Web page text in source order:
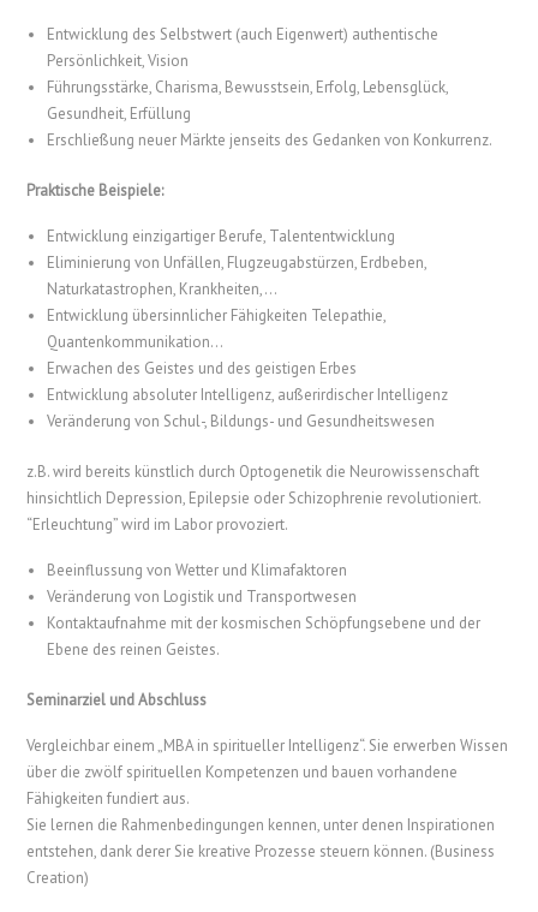
Entwicklung des Selbstwert (auch Eigenwert) authentische
Persönlichkeit, Vision
Führungsstärke, Charisma, Bewusstsein, Erfolg, Lebensglück,
Gesundheit, Erfüllung
Erschließung neuer Märkte jenseits des Gedanken von Konkurrenz.
Praktische Beispiele:
Entwicklung einzigartiger Berufe, Talententwicklung
Eliminierung von Unfällen, Flugzeugabstürzen, Erdbeben,
Naturkatastrophen, Krankheiten,…
Entwicklung übersinnlicher Fähigkeiten Telepathie,
Quantenkommunikation…
Erwachen des Geistes und des geistigen Erbes
Entwicklung absoluter Intelligenz, außerirdischer Intelligenz
Veränderung von Schul-, Bildungs- und Gesundheitswesen
z.B. wird bereits künstlich durch Optogenetik die Neurowissenschaft
hinsichtlich Depression, Epilepsie oder Schizophrenie revolutioniert.
“Erleuchtung” wird im Labor provoziert.
Beeinflussung von Wetter und Klimafaktoren
Veränderung von Logistik und Transportwesen
Kontaktaufnahme mit der kosmischen Schöpfungsebene und der
Ebene des reinen Geistes.
Seminarziel und Abschluss
Vergleichbar einem „MBA in spiritueller Intelligenz“. Sie erwerben Wissen
über die zwölf spirituellen Kompetenzen und bauen vorhandene
Fähigkeiten fundiert aus.
Sie lernen die Rahmenbedingungen kennen, unter denen Inspirationen
entstehen, dank derer Sie kreative Prozesse steuern können. (Business
Creation)